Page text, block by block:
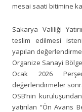
mesai saati bitimine
Sakarya Valiliği
teslim edilmesi
yapılan
Organize Sanayi
Ocak 2026
değerlendirmeler
OSB’nin
yatırılan “Ön Avans